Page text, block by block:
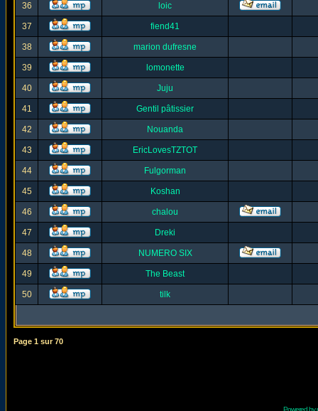
36 loic
37 fiend41
38 marion dufresne
39 lomonette
40 Juju
41 Gentil pâtissier
42 Nouanda
43 EricLovesTZTOT
44 Fulgorman
45 Koshan
46 chalou
47 Dreki
48 NUMERO SIX
49 The Beast
50 tilk
Page 1 sur70
Powered by